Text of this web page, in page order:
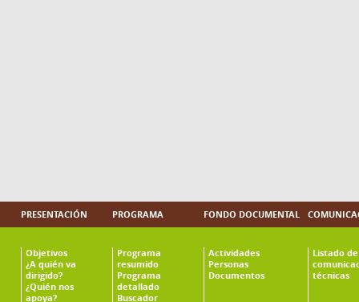
PRESENTACIÓN
Objetivos
¿A quién va
dirigido?
¿Quién nos
apoya?
PROGRAMA
Programa
resumido
Programa
detallado
Buscador
FONDO DOCUMENTAL
Actividades
Personas
Documentos
Listado de
técnicas